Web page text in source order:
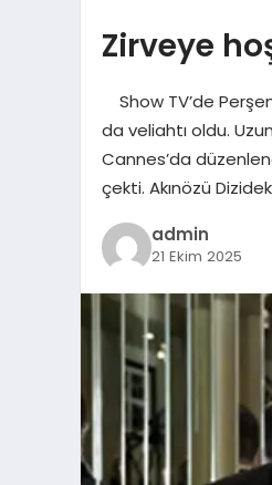
Zirveye
Show TV’de
da veliahtı oldu.
Cannes’da
çekti. Akınözü
admin
21 Ekim 2025